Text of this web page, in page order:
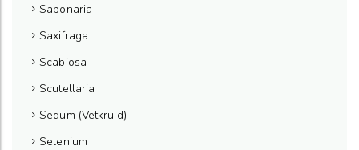
Saponaria
Saxifraga
Scabiosa
Scutellaria
Sedum (Vetkruid)
Selenium